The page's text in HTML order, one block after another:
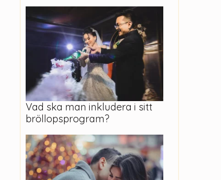
Vad ska man inkludera i sitt
bröllopsprogram?